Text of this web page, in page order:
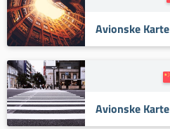
Avionske Karte
Avionske Karte